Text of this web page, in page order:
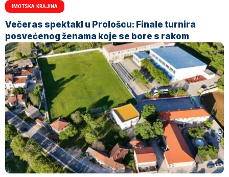
IMOTSKA KRAJINA
Večeras spektakl u Prološcu: Finale turnira
posvećenog ženama koje se bore s rakom